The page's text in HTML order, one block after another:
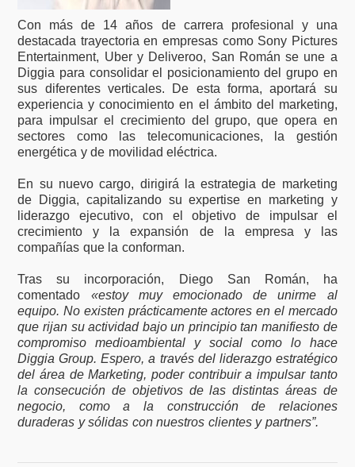
Con más de 14 años de carrera profesional y una
destacada trayectoria en empresas como Sony Pictures
Entertainment, Uber y Deliveroo, San Román se une a
Diggia para consolidar el posicionamiento del grupo en
sus diferentes verticales. De esta forma, aportará su
experiencia y conocimiento en el ámbito del marketing,
para impulsar el crecimiento del grupo, que opera en
sectores como las telecomunicaciones, la gestión
energética y de movilidad eléctrica.
En su nuevo cargo, dirigirá la estrategia de marketing
de Diggia, capitalizando su expertise en marketing y
liderazgo ejecutivo, con el objetivo de impulsar el
crecimiento y la expansión de la empresa y las
compañías que la conforman.
Tras su incorporación, Diego San Román, ha
comentado «estoy muy emocionado de unirme al
equipo. No existen prácticamente actores en el mercado
que rijan su actividad bajo un principio tan manifiesto de
compromiso medioambiental y social como lo hace
Diggia Group. Espero, a través del liderazgo estratégico
del área de Marketing, poder contribuir a impulsar tanto
la consecución de objetivos de las distintas áreas de
negocio, como a la construcción de relaciones
duraderas y sólidas con nuestros clientes y partners”.